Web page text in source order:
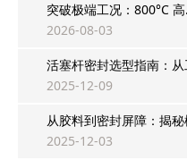
突破极端工况：800°C
2026-08-03
活塞杆密封选型指南：从
2025-12-09
从胶料到密封屏障：揭秘
2025-12-03